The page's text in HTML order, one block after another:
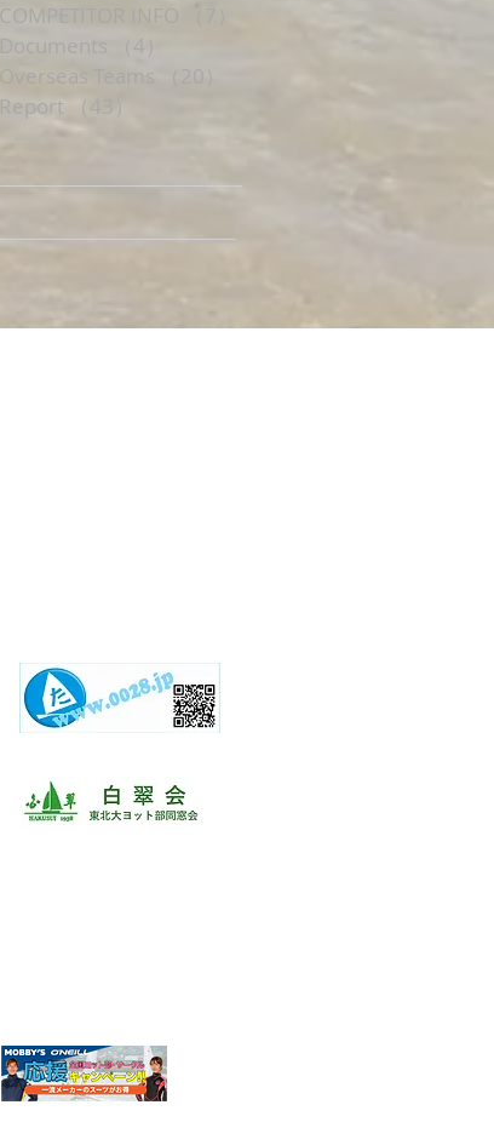
COMPETITOR INFO
Documents
（4）
Overseas Teams
Report
（43）